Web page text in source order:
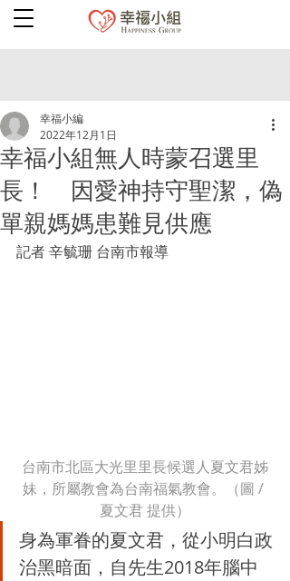
幸福小組無人時蒙召選里
長！ 因愛神持守聖潔，偽
單親媽媽患難見供應
幸福小編
2022年12月1日
記者 辛毓珊 台南市報導
台南市北區大光里里長候選人夏文君姊
妹，所屬教會為台南福氣教會。（圖 /
夏文君 提供）
身為軍眷的夏文君，從小明白政
治黑暗面，自先生2018年腦中